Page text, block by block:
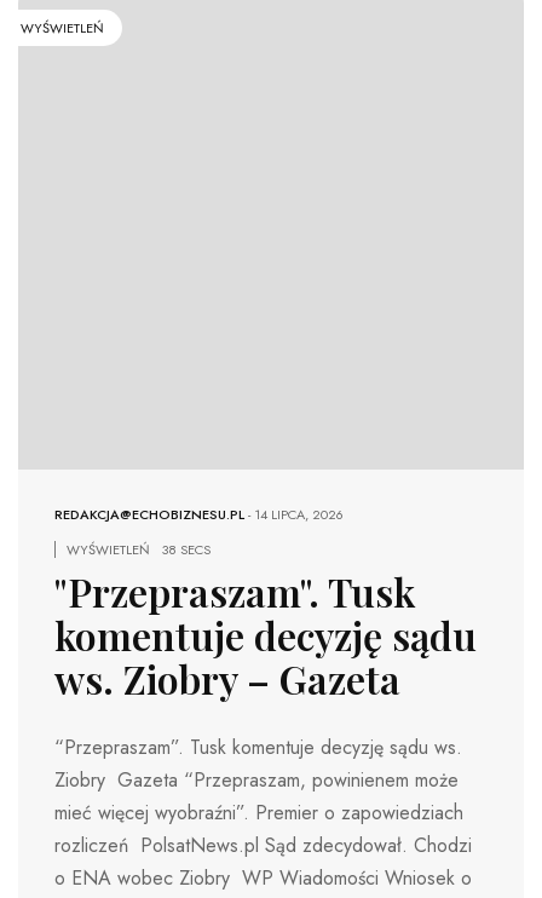
WYŚWIETLEŃ
REDAKCJA@ECHOBIZNESU.PL-14 LIPCA, 2026
WYŚWIETLEŃ
38 SECS
"Przepraszam". Tusk
komentuje decyzję sądu
ws. Ziobry – Gazeta
“Przepraszam”. Tusk komentuje decyzję sądu ws.
Ziobry Gazeta “Przepraszam, powinienem może
mieć więcej wyobraźni”. Premier o zapowiedziach
rozliczeń PolsatNews.pl Sąd zdecydował. Chodzi
o ENA wobec Ziobry WP Wiadomości Wniosek o